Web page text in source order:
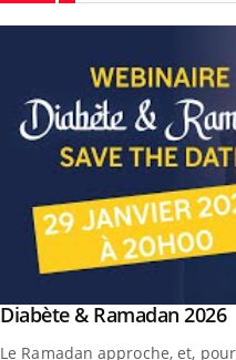
Youtube
Diabète & Ramadan 2026
Le Ramadan approche, et,